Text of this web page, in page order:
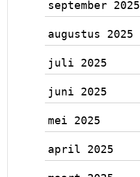
september 2025
augustus 2025
juli 2025
juni 2025
mei 2025
april 2025